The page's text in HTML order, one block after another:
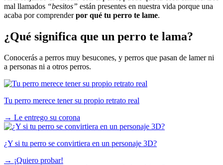
mal llamados “besitos” están presentes en nuestra vida porque una
acaba por comprenderpor qué tu perro te lame.
¿Qué significa que un perro te lama?
Conocerás a perros muy besucones, y perros que pasan de lamer ni
a personas ni a otros perros.
Tu perro merece tener su propio retrato real
→ Le entrego su corona
¿Y si tu perro se convirtiera en un personaje 3D?
→ ¡Quiero probar!